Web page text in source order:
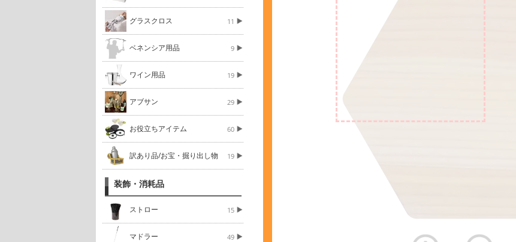
グラスクロス 11
ベネンシア用品 9
ワイン用品 19
アブサン 29
お役立ちアイテム 60
訳あり品/お宝・掘り出し物 19
装飾・消耗品
ストロー 15
マドラー 49